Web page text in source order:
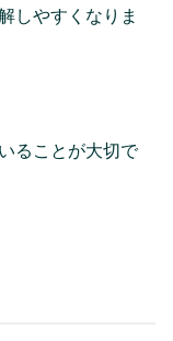
しやすくなりま
ることが大切で